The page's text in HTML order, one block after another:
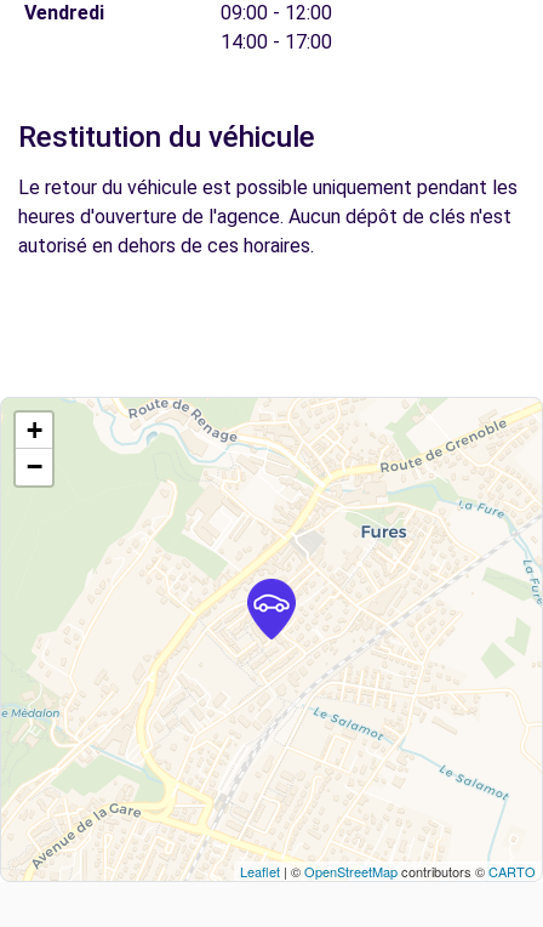
Vendredi
09:00 - 12:00
14:00 - 17:00
Restitution du véhicule
Le retour du véhicule est possible uniquement pendant les
heures d'ouverture de l'agence. Aucun dépôt de clés n'est
autorisé en dehors de ces horaires.
+
−
Leaflet | ©OpenStreetMapcontributors ©CARTO